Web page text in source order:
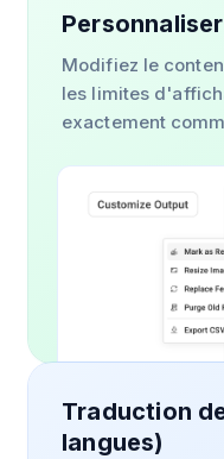
Modifiez le
les limites
exactement
Traduction
langues)